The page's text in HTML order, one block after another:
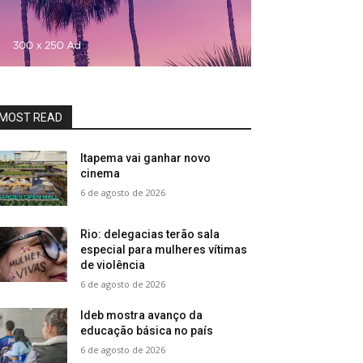
READ
Itapema vai ganhar novo
cinema
6 de agosto de 2026
Rio: delegacias terão sala
especial para mulheres vítimas
de violência
6 de agosto de 2026
Ideb mostra avanço da
educação básica no país
6 de agosto de 2026